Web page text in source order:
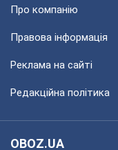
Про компанію
Правова інформація
Реклама на сайті
Редакційна політика
OBOZ.UA